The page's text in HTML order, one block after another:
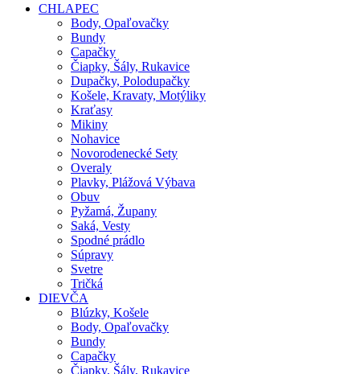
CHLAPEC
Body, Opaľovačky
Bundy
Capačky
Čiapky, Šály, Rukavice
Dupačky, Polodupačky
Košele, Kravaty, Motýliky
Kraťasy
Mikiny
Nohavice
Novorodenecké Sety
Overaly
Plavky, Plážová Výbava
Obuv
Pyžamá, Župany
Saká, Vesty
Spodné prádlo
Súpravy
Svetre
Tričká
DIEVČA
Blúzky, Košele
Body, Opaľovačky
Bundy
Capačky
Čiapky, Šály, Rukavice